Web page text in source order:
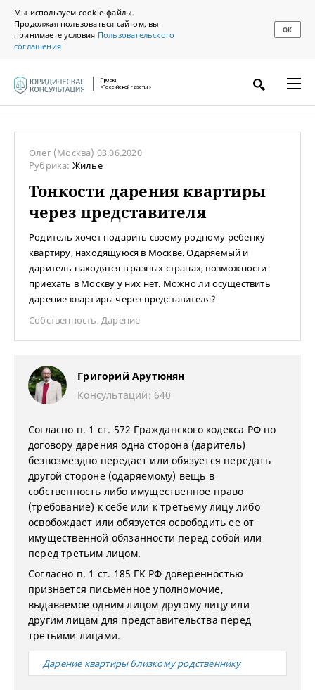
Мы используем cookie-файлы.
Продолжая пользоваться сайтом, вы
принимаете условия Пользовательского
соглашения
ОК
Проект
«Российской газеты»
Олег (Москва) 03.06.2020
Рубрика: Жилье
Тонкости дарения квартиры
через представителя
Родитель хочет подарить своему родному ребенку
квартиру, находящуюся в Москве. Одаряемый и
даритель находятся в разных странах, возможности
приехать в Москву у них нет. Можно ли осуществить
дарение квартиры через представителя?
Собственность,Дарение
Григорий Арутюнян
Консультаций: 640
Согласно п. 1 ст. 572 Гражданского кодекса РФ по
договору дарения одна сторона (даритель)
безвозмездно передает или обязуется передать
другой стороне (одаряемому) вещь в
собственность либо имущественное право
(требование) к себе или к третьему лицу либо
освобождает или обязуется освободить ее от
имущественной обязанности перед собой или
перед третьим лицом.
Согласно п. 1 ст. 185 ГК РФ доверенностью
признается письменное уполномочие,
выдаваемое одним лицом другому лицу или
другим лицам для представительства перед
третьими лицами.
Дарение квартиры близкому родственнику